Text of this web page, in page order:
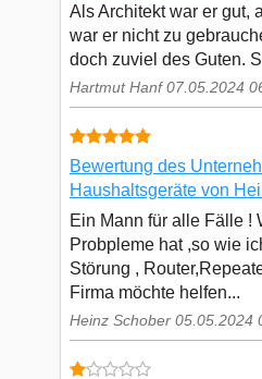
Als Architekt war er gut,
war er nicht zu
doch zuviel des Guten.
Hartmut Hanf 07.05.2024
Bewertung des
Haushaltsgeräte von
Ein Mann für alle Fälle !
Probpleme hat ,so wie
Störung ,
Firma möchte helfen...
Heinz Schober 05.05.2024